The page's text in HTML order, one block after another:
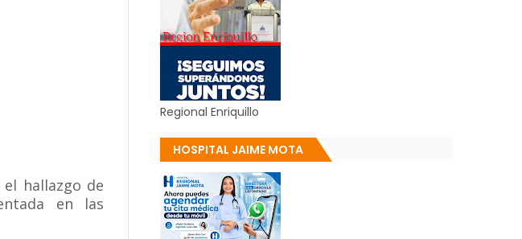
hallazgo de
en las
Regional Enriquillo
HOSPITAL JAIME MOTA